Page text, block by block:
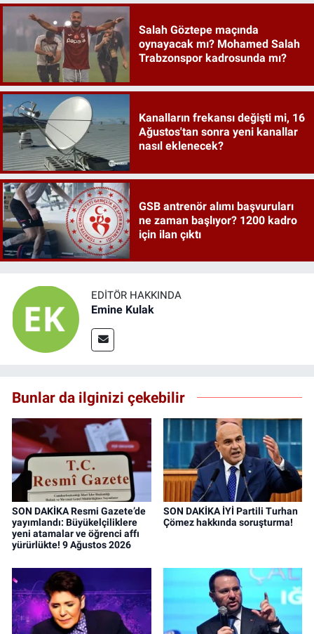
Salah Göztepe maçında
oynayacak mı? Mohamed Salah
Trabzonspor kadrosunda mı?
Kanalların frekansı değişti mi, 16
Ağustos'tan sonra yeni kanallar
nasıl eklenecek?
GSB antrenör alımı başvuruları
ne zaman başlıyor? 1200 kadro
için ilan çıktı
EDITÖR HAKKINDA
Emine Kulak
Bunlar da ilginizi çekebilir
SON DAKİKA Resmi Gazete’de
yayımlandı: Büyükelçiliklere
yeni atamalar ve öğrenci affı
yürürlükte! 9 Ağustos 2026
SON DAKİKA İYİ Partili Turhan
Çömez hakkında soruşturma!